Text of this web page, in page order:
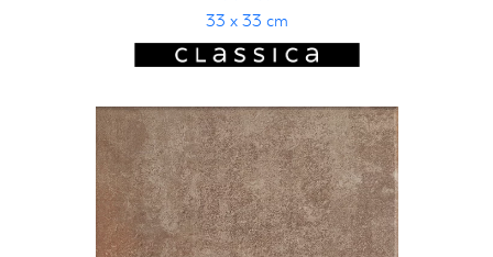
33 x 33 cm